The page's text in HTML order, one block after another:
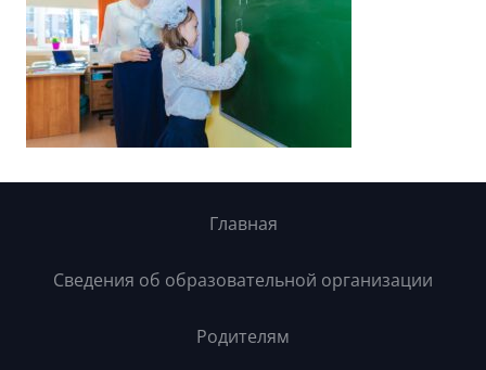
Главная
Сведения об образовательной организации
Родителям